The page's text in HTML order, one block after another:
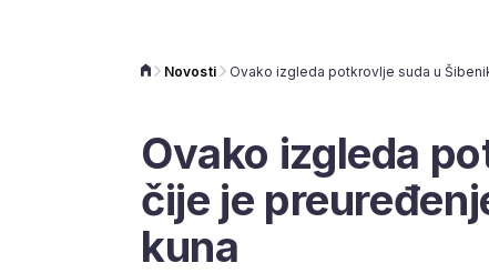
Novosti
Ovako izgleda
čije je
kuna